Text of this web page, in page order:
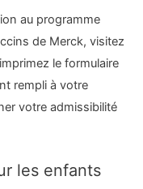
au programme
de Merck, visitez
le formulaire
rempli à votre
votre admissibilité
les enfants